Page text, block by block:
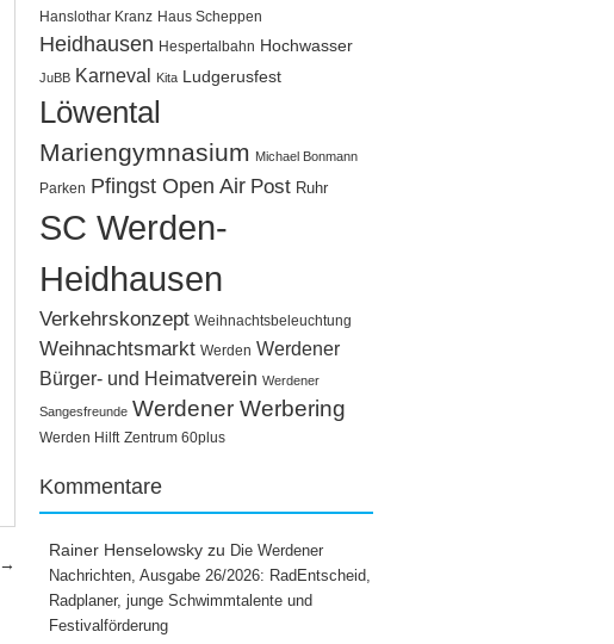
→
Hanslothar Kranz Haus Scheppen
Heidhausen Hespertalbahn Hochwasser
JuBB Karneval Kita Ludgerusfest
Löwental
Mariengymnasium Michael Bonmann
Parken Pfingst Open Air Post Ruhr
SC Werden-
Heidhausen
Verkehrskonzept Weihnachtsbeleuchtung
Weihnachtsmarkt Werden Werdener
Bürger- und Heimatverein Werdener
Sangesfreunde Werdener Werbering
Werden Hilft Zentrum 60plus
Kommentare
Rainer Henselowsky zu Die Werdener
Nachrichten, Ausgabe 26/2026: RadEntscheid,
Radplaner, junge Schwimmtalente und
Festivalförderung